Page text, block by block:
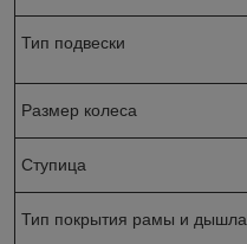
Тип подвески
Размер колеса
Ступица
Тип покрытия рамы и дышла